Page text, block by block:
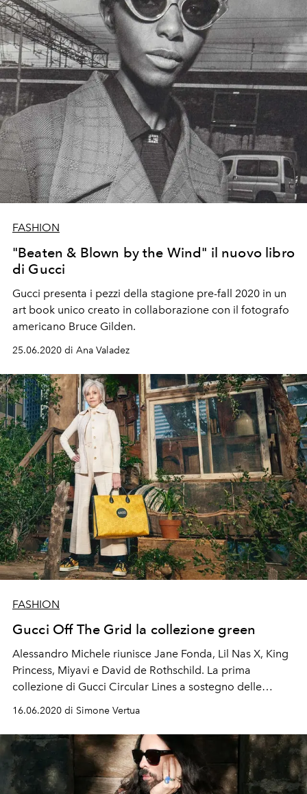
FASHION
"Beaten & Blown by the Wind" il nuovo libro
di Gucci
Gucci presenta i pezzi della stagione pre-fall 2020 in un
art book unico creato in collaborazione con il fotografo
americano Bruce Gilden.
25.06.2020 di Ana Valadez
FASHION
Gucci Off The Grid la collezione green
Alessandro Michele riunisce Jane Fonda, Lil Nas X, King
Princess, Miyavi e David de Rothschild. La prima
collezione di Gucci Circular Lines a sostegno delle
16.06.2020 di Simone Vertua